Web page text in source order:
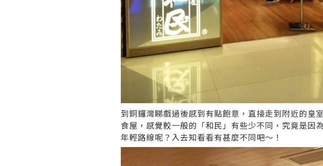
到銅鑼灣睇戲過後感到有點飽意，直接走到附近的皇
食屋，感覺較一般的「和民」有些少不同，究竟是因
年輕路線呢？入去知看看有甚麼不同吧～！